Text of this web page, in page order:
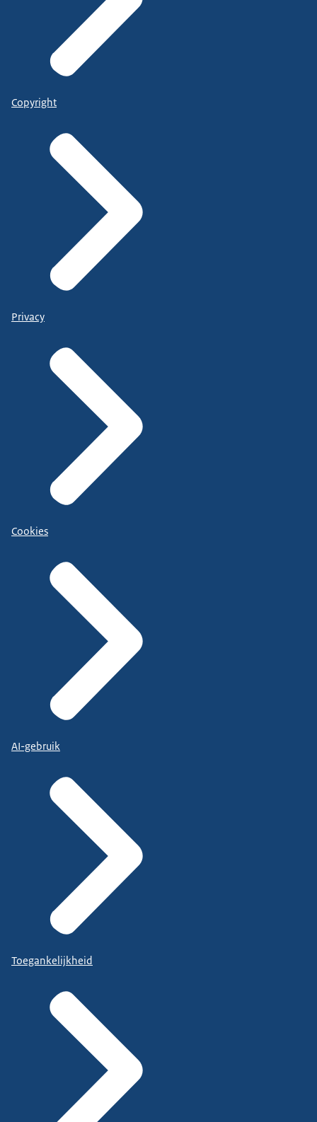
Copyright
Privacy
Cookies
AI-gebruik
Toegankelijkheid